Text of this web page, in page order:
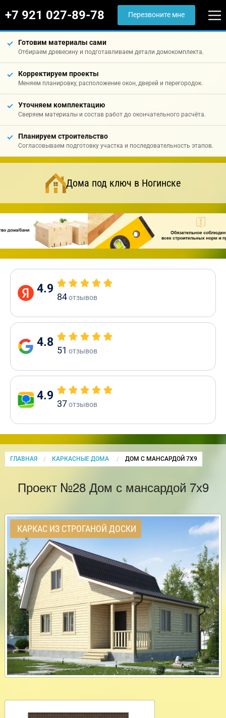
+7 921 027-89-78 Перезвоните мне
Готовим материалы сами
Отбираем древесину и подготавливаем детали домокомплекта.
Корректируем проекты
Меняем планировку, расположение окон, дверей и перегородок.
Уточняем комплектацию
Сверяем материалы и состав работ до окончательного расчёта.
Планируем строительство
Согласовываем подготовку участка и последовательность этапов.
Дома под ключ в Ногинске
4.9
84отзывов
4.8
51 отзывов
4.9
37отзывов
ГЛАВНАЯ КАРКАСНЫЕ ДОМА CURRENT:
ДОМ С МАНСАРДОЙ 7Х9
Проект №28 Дом с мансардой 7х9
КАРКАС ИЗ СТРОГАНОЙ ДОСКИ